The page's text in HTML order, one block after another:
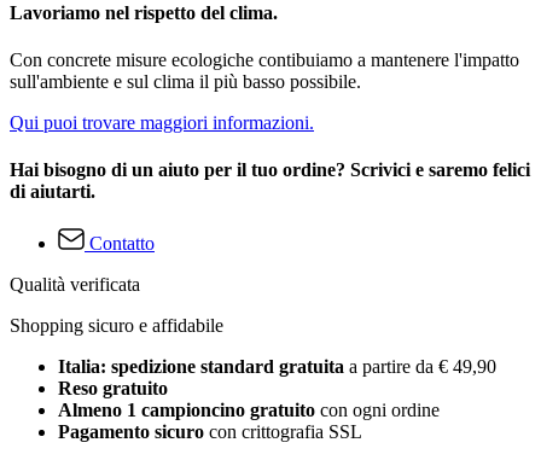
Lavoriamo nel rispetto del clima.
Con concrete misure ecologiche contibuiamo a mantenere l'impatto
sull'ambiente e sul clima il più basso possibile.
Qui puoi trovare maggiori informazioni.
Hai bisogno di un aiuto per il tuo ordine? Scrivici e saremo felici
di aiutarti.
Contatto
Qualità verificata
Shopping sicuro e affidabile
Italia: spedizione standard gratuita a partire da € 49,90
Reso gratuito
Almeno 1 campioncino gratuito con ogni ordine
Pagamento sicuro con crittografia SSL